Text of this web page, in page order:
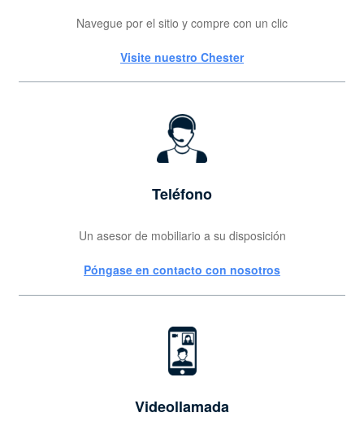
Navegue por el sitio y compre con un clic
Visite nuestro Chester
Teléfono
Un asesor de mobiliario a su disposición
Póngase en contacto con nosotros
Videollamada